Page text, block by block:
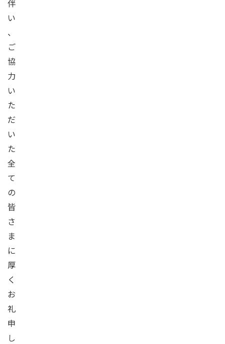
伴
い
、
ご
協
力
い
た
だ
い
た
全
て
の
皆
さ
ま
に
厚
く
お
礼
申
し